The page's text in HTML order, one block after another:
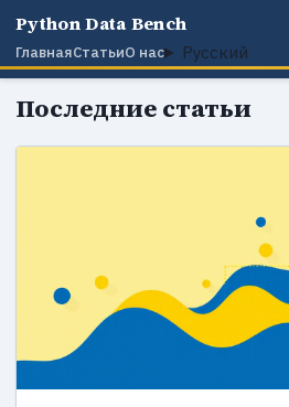
Python Data Bench
ГлавнаяСтатьиО нас Русский
Последние статьи